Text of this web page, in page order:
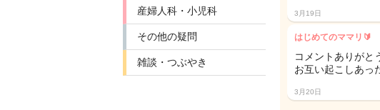
産婦人科・小児科
その他の疑問
雑談・つぶやき
3月19日
はじめてのママリ🔰
コメントありがと
お互い起こしあっ
3月20日